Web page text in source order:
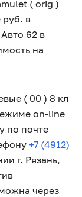
( orig )
руб. в
62 в
на
( 00 ) 8 кл
on-line
по почте
+7 (4912)
г. Рязань,
через